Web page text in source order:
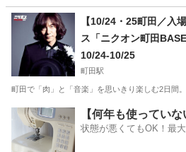
東京 足立区 地域/お祭り
【10/24・25町田／入
ス「ニクオン町田
☆ユカイ、Ｔ字路s、
田山田柴田」、
ロに人気アーティスト
ども連れのお出かけに
10/24-10/25
町田駅
町田で「肉」と「音楽」を思いきり楽しむ2日間
東京 町田市 町田駅 地域/お祭り
【何年も使ってい
状態が悪くてもOK！最